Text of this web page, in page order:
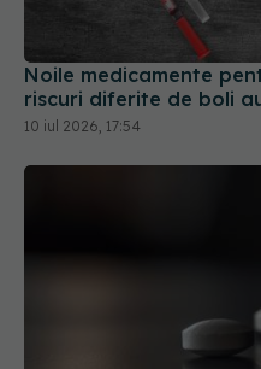
Ce trebuie să știi